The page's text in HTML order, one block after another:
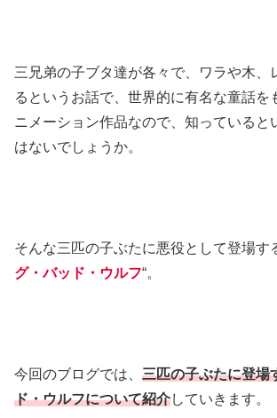
三兄弟の子ブタ達が各々で、ワラや木、
るというお話で、世界的に有名な童話を
ニメーション作品なので、知っていると
はないでしょうか。
そんな三匹の子ぶたに悪役として登場す
グ・バッド・ウルフ“。
今回のブログでは、 三匹の子ぶたに登場
ド・ウルフについて紹介していきます。